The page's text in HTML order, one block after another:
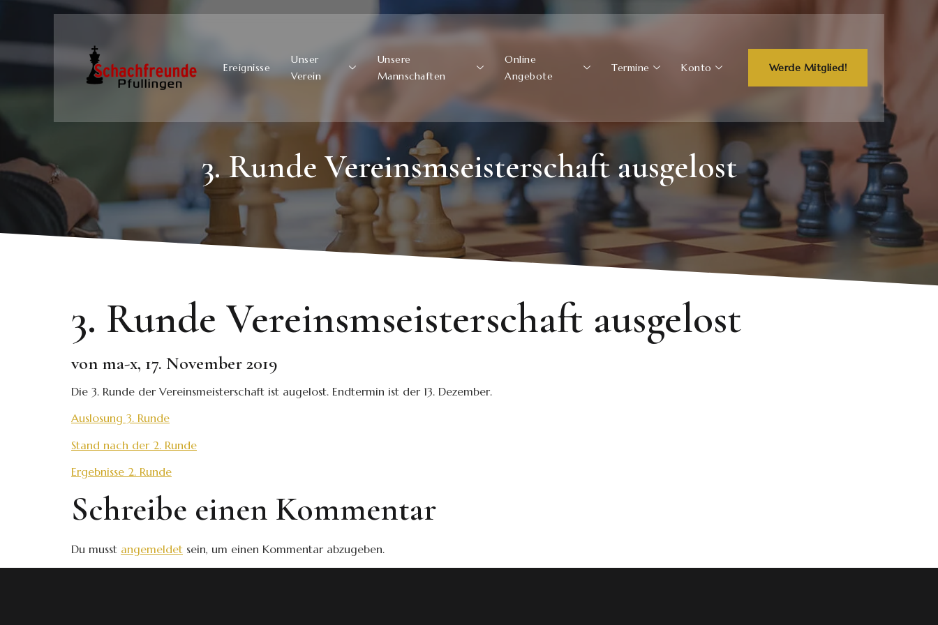
Ereignisse
Unser
Verein
Unsere
Mannschaften
Online
Angebote
Termine Konto Werde Mitglied!
3. Runde Vereinsmseisterschaft ausgelost
3. Runde Vereinsmseisterschaft ausgelost
von ma-x, 17. November 2019
Die 3. Runde der Vereinsmeisterschaft ist augelost. Endtermin ist der 13. Dezember.
Auslosung 3. Runde
Stand nach der 2. Runde
Ergebnisse 2. Runde
Schreibe einen Kommentar
Du musst angemeldet sein, um einen Kommentar abzugeben.